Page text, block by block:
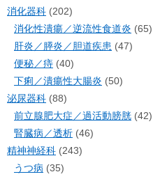
消化器科 (202)
消化性潰瘍／逆流性食道炎 (65)
肝炎／膵炎／胆道疾患 (47)
便秘／痔 (40)
下痢／潰瘍性大腸炎 (50)
泌尿器科 (88)
前立腺肥大症／過活動膀胱 (42)
腎臓病／透析 (46)
精神神経科 (243)
うつ病 (35)